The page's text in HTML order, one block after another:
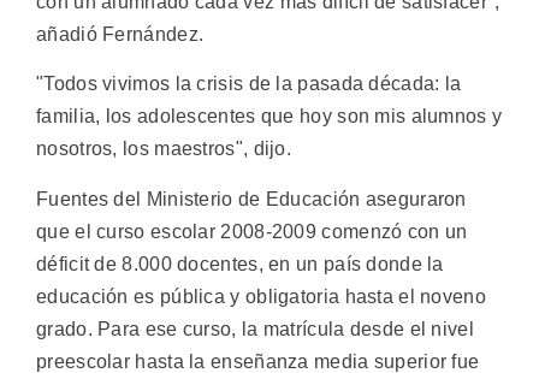
añadió Fernández.
"Todos vivimos la crisis de la pasada década: la
familia, los adolescentes que hoy son mis alumnos y
nosotros, los maestros", dijo.
Fuentes del Ministerio de Educación aseguraron
que el curso escolar 2008-2009 comenzó con un
déficit de 8.000 docentes, en un país donde la
educación es pública y obligatoria hasta el noveno
grado. Para ese curso, la matrícula desde el nivel
preescolar hasta la enseñanza media superior fue